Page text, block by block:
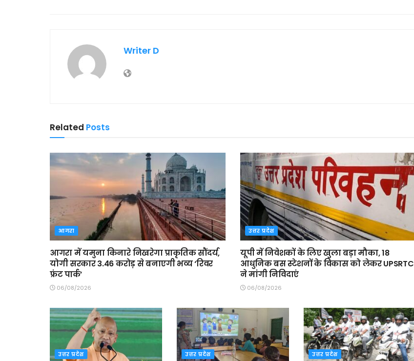
Writer D
Related Posts
आगरा
आगरा में यमुना किनारे निखरेगा प्राकृतिक सौंदर्य,
योगी सरकार 3.46 करोड़ से बनाएगी भव्य ‘रिवर
फ्रंट पार्क’
06/08/2026
उत्तर प्रदेश
यूपी में निवेशकों के लिए खुला बड़ा मौका, 18
आधुनिक बस स्टेशनों के विकास को लेकर UPSRTC
ने मांगी निविदाएं
06/08/2026
उत्तर प्रदेश उत्तर प्रदेश उत्तर प्रदेश